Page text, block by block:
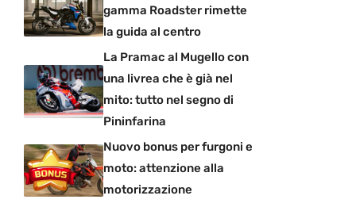
gamma Roadster rimette
la guida al centro
La Pramac al Mugello con
una livrea che è già nel
mito: tutto nel segno di
Pininfarina
Nuovo bonus per furgoni e
moto: attenzione alla
motorizzazione